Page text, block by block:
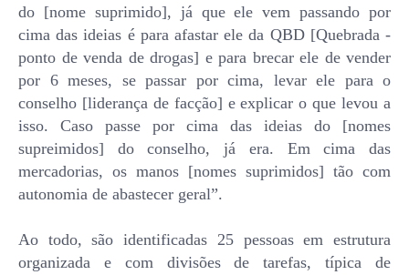
do [nome suprimido], já que ele vem passando por
cima das ideias é para afastar ele da QBD [Quebrada -
ponto de venda de drogas] e para brecar ele de vender
por 6 meses, se passar por cima, levar ele para o
conselho [liderança de facção] e explicar o que levou a
isso. Caso passe por cima das ideias do [nomes
supreimidos] do conselho, já era. Em cima das
mercadorias, os manos [nomes suprimidos] tão com
autonomia de abastecer geral”.
Ao todo, são identificadas 25 pessoas em estrutura
organizada e com divisões de tarefas, típica de